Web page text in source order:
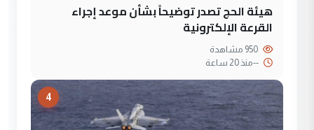
هيئة الحج تصدر توضيحاً بشأن موعد إجراء
القرعة الإلكترونية
--منذ 20 ساعة
4